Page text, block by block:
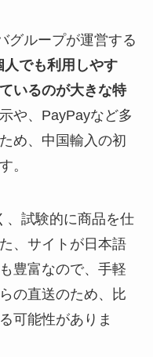
グループが運営する
人でも利用しやす
いるのが大きな特
や、PayPayなど多
め、中国輸入の初
。
、試験的に商品を仕
、サイトが日本語
豊富なので、手軽
の直送のため、比
可能性がありま